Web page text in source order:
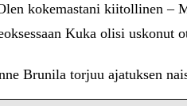
kokemastani kiitollinen –
Kuka olisi uskonut
Brunila torjuu ajatuksen